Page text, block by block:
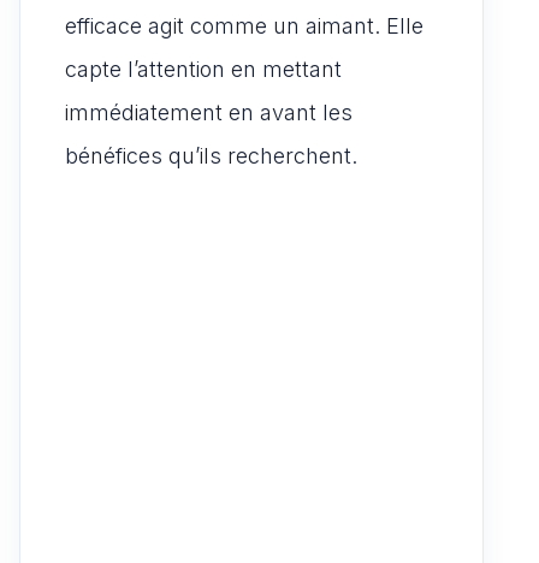
efficace agit comme un aimant. Elle
capte l’attention en mettant
immédiatement en avant les
bénéfices qu’ils recherchent.